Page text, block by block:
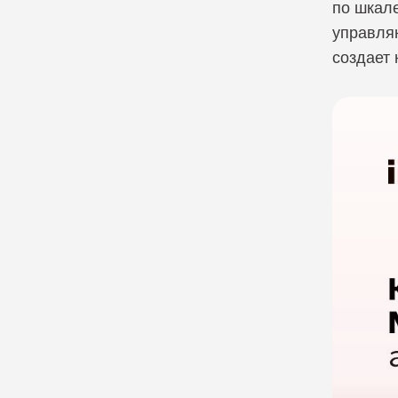
Компания CrowdStrike
по
создает